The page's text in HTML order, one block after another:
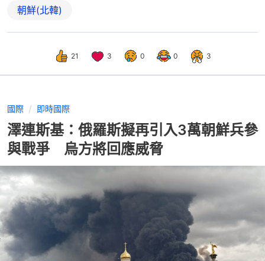
朝鮮(北韓)
21 3 0 0 3
國際 即時國際
澤連斯基：俄羅斯擬再引入3萬朝鮮兵參
與戰爭 烏方將回應威脅